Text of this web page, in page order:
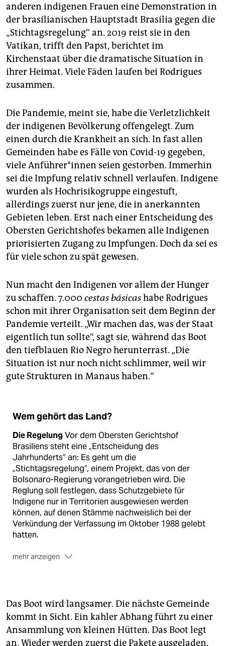
anderen indigenen Frauen eine Demonstration in
der brasilianischen Hauptstadt Brasília gegen die
„Stichtagsregelung“ an. 2019 reist sie in den
Vatikan, trifft den Papst, berichtet im
Kirchenstaat über die dramatische Situation in
ihrer Heimat. Viele Fäden laufen bei Rodrigues
zusammen.
Die Pandemie, meint sie, habe die Verletzlichkeit
der indigenen Bevölkerung offengelegt. Zum
einen durch die Krankheit an sich. In fast allen
Gemeinden habe es Fälle von Covid-19 gegeben,
viele An­füh­re­r*in­nen seien gestorben. Immerhin
sei die Impfung relativ schnell verlaufen. Indigene
wurden als Hochrisikogruppe eingestuft,
allerdings zuerst nur jene, die in anerkannten
Gebieten leben. Erst nach einer Entscheidung des
Obersten Gerichtshofes bekamen alle Indigenen
priorisierten Zugang zu Impfungen. Doch da sei es
für viele schon zu spät gewesen.
Nun macht den Indigenen vor allem der Hunger
zu schaffen. 7.000 cestas básicashabe Rodrigues
schon mit ihrer Organisation seit dem Beginn der
Pandemie verteilt. „Wir machen das, was der Staat
eigentlich tun sollte“, sagt sie, während das Boot
den tiefblauen Rio Negro herunterrast. „Die
Situation ist nur noch nicht schlimmer, weil wir
gute Strukturen in Manaus haben.“
Wem gehört das Land?
Die Regelung Vor dem Obersten Gerichtshof
Brasiliens steht eine „Entscheidung des
Jahrhunderts“ an: Es geht um die
„Stichtagsregelung“, einem Projekt, das von der
Bolsonaro-Regierung vorangetrieben wird. Die
Reglung soll festlegen, dass Schutzgebiete für
Indigene nur in Territorien ausgewiesen werden
können, auf denen Stämme nachweislich bei der
Verkündung der Verfassung im Oktober 1988 gelebt
hatten.
mehr anzeigen
vertrieben. Es wird befürchtet, dass sie durch die
Zustimmung völlig legal von ihrem Land vertrieben
und ihre Gebiete für den Bergbau geöffnet werden
könnten. Es gab etliche Proteste dagegen, Tausende
Indigene zogen durch das Regierungsviertel in
Das Boot wird langsamer. Die nächste Gemeinde
kommt in Sicht. Ein kahler Abhang führt zu einer
Ansammlung von kleinen Hütten. Das Boot legt
an. Wieder werden zuerst die Pakete ausgeladen.